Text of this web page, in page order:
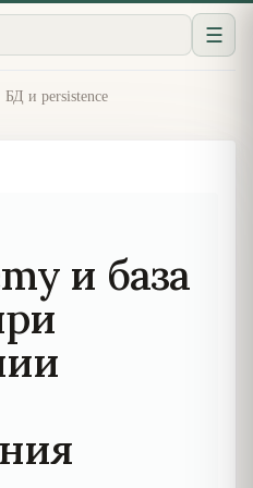
☰
БД и persistence
и база